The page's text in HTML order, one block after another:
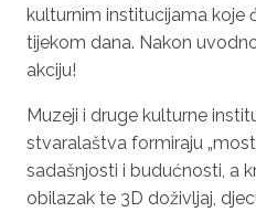
kulturnim institucijama koje
tijekom dana. Nakon
akciju!
Muzeji i druge kulturne
stvaralaštva formiraju
sadašnjosti i budućnosti, a
obilazak te 3D doživljaj,